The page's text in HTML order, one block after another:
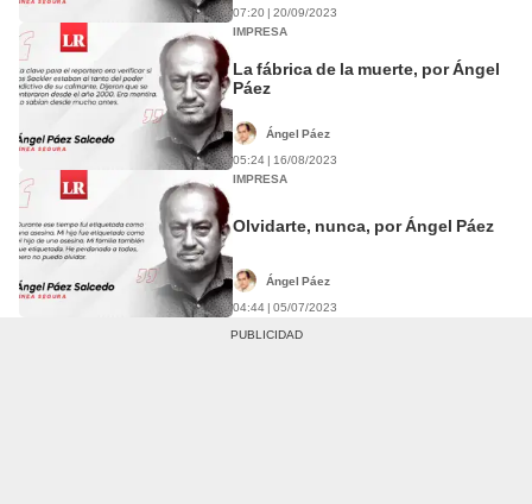
07:20 | 20/09/2023
IMPRESA
La fábrica de la muerte, por Ángel
Páez
Ángel Páez
05:24 | 16/08/2023
IMPRESA
Olvidarte, nunca, por Ángel Páez
Ángel Páez
04:44 | 05/07/2023